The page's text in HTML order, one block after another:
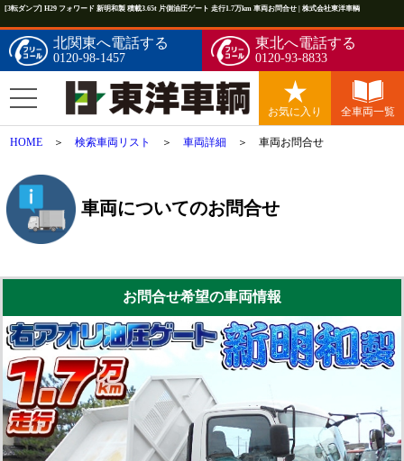
[3転ダンプ] H29 フォワード 新明和製 積載3.65t 片側油圧ゲート 走行1.7万km 車両お問合せ | 株式会社東洋車輌
北関東へ電話する
0120-98-1457
東北へ電話する
0120-93-8833
お気に入り 全車両一覧
HOME ＞検索車両リスト ＞車両詳細 ＞ 車両お問合せ
車両についてのお問合せ
お問合せ希望の車両情報